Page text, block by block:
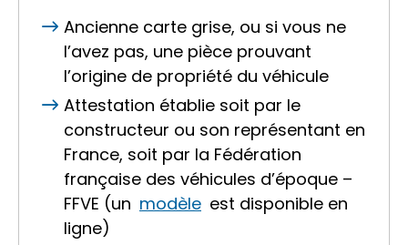
Ancienne carte grise, ou si vous ne
l’avez pas, une pièce prouvant
l’origine de propriété du véhicule
Attestation établie soit par le
constructeur ou son représentant en
France, soit par la Fédération
française des véhicules d’époque –
FFVE (un modèle est disponible en
ligne)